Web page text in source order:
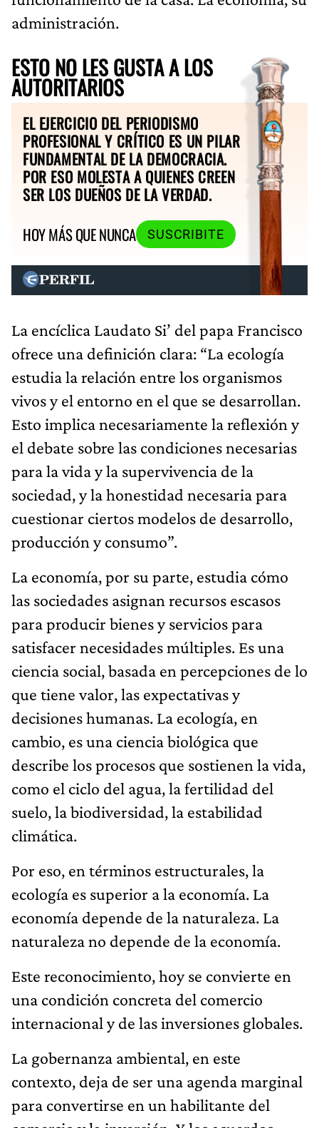
administración.
ESTO NO LES GUSTA A LOS
AUTORITARIOS
EL EJERCICIO DEL PERIODISMO
PROFESIONAL Y CRÍTICO ES UN PILAR
FUNDAMENTAL DE LA DEMOCRACIA.
POR ESO MOLESTA A QUIENES CREEN
SER LOS DUEÑOS DE LA VERDAD.
HOY MÁS QUE NUNCA
SUSCRIBITE
La encíclica Laudato Si’ del papa Francisco
ofrece una definición clara: “La ecología
estudia la relación entre los organismos
vivos y el entorno en el que se desarrollan.
Esto implica necesariamente la reflexión y
el debate sobre las condiciones necesarias
para la vida y la supervivencia de la
sociedad, y la honestidad necesaria para
cuestionar ciertos modelos de desarrollo,
producción y consumo”.
La economía, por su parte, estudia cómo
las sociedades asignan recursos escasos
para producir bienes y servicios para
satisfacer necesidades múltiples. Es una
ciencia social, basada en percepciones de lo
que tiene valor, las expectativas y
decisiones humanas. La ecología, en
cambio, es una ciencia biológica que
describe los procesos que sostienen la vida,
como el ciclo del agua, la fertilidad del
suelo, la biodiversidad, la estabilidad
climática.
Por eso, en términos estructurales, la
ecología es superior a la economía. La
economía depende de la naturaleza. La
naturaleza no depende de la economía.
Este reconocimiento, hoy se convierte en
una condición concreta del comercio
internacional y de las inversiones globales.
La gobernanza ambiental, en este
contexto, deja de ser una agenda marginal
para convertirse en un habilitante del